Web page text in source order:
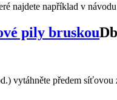
najdete například v
vytáhněte předem síťovou